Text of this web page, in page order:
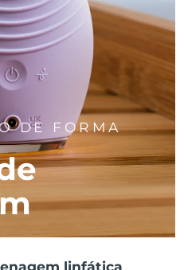
DE FORMA
linfática